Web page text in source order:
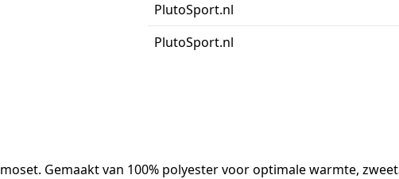
PlutoSport.nl
PlutoSport.nl
Gemaakt van 100% polyester voor optimale warmte,